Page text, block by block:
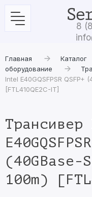
8
Главная Каталог
оборудование
Intel E40GQSFPSR QSFP+
[FTL410QE2C-IT]
(40GBase-
100m)